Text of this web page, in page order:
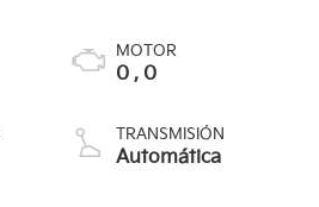
MOTOR
0 , 0
TRANSMISIÓN
Automática